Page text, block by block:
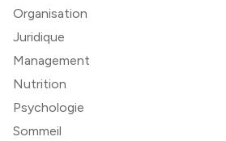
Organisation
Juridique
Management
Nutrition
Psychologie
Sommeil